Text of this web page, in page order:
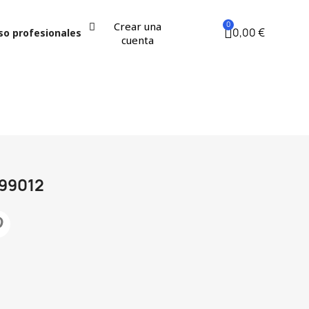
profesionales
Crear una
cuenta
0,00 €